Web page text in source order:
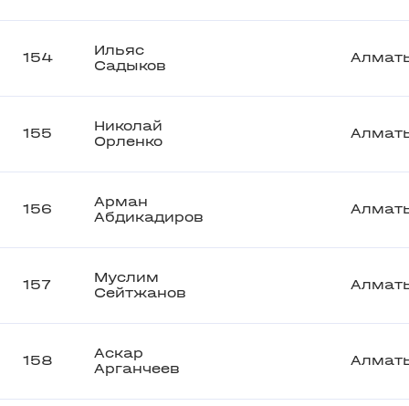
154
Ильяс
Садыков
155
Николай
Орленко
156
Арман
Абдикадиров
157
Муслим
Сейтжанов
158
Аскар
Арганчеев